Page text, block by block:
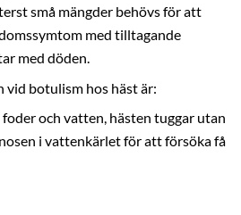
små mängder behövs för att
med tilltagande
med döden.
vid botulism hos häst är:
och vatten, hästen tuggar utan
i vattenkärlet för att försöka få